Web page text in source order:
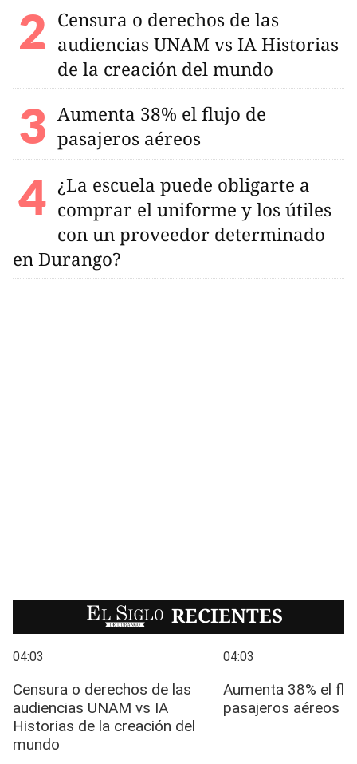
Censura o derechos de las
audiencias UNAM vs IA Historias
de la creación del mundo
Aumenta 38% el flujo de
pasajeros aéreos
¿La escuela puede obligarte a
comprar el uniforme y los útiles
con un proveedor determinado
en Durango?
EL SIGLO RECIENTES